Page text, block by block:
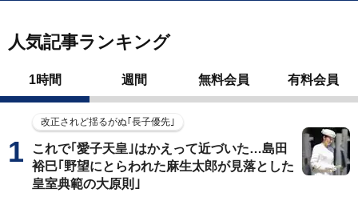
人気記事ランキング
1時間 週間 無料会員 有料会員
改正されど揺るがぬ｢長子優先｣
これで｢愛子天皇｣はかえって近づいた…島田
裕巳｢野望にとらわれた麻生太郎が見落とした
皇室典範の大原則｣